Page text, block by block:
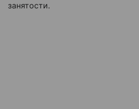
занятости.